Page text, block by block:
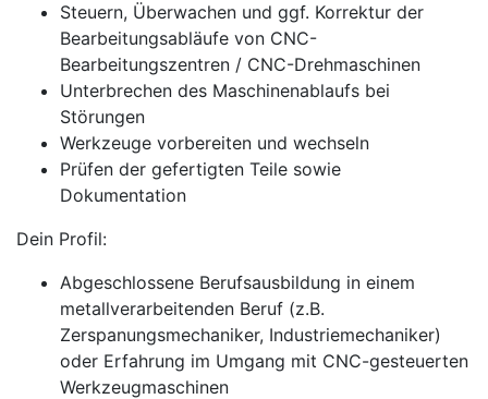
Steuern, Überwachen und ggf. Korrektur der
Bearbeitungsabläufe von CNC-
Bearbeitungszentren / CNC-Drehmaschinen
Unterbrechen des Maschinenablaufs bei
Störungen
Werkzeuge vorbereiten und wechseln
Prüfen der gefertigten Teile sowie
Dokumentation
Dein Profil:
Abgeschlossene Berufsausbildung in einem
metallverarbeitenden Beruf (z.B.
Zerspanungsmechaniker, Industriemechaniker)
oder Erfahrung im Umgang mit CNC-gesteuerten
Werkzeugmaschinen